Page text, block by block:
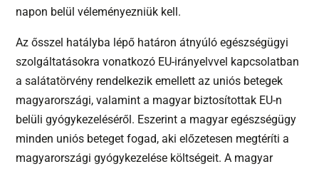
napon belül véleményezniük kell.
Az ősszel hatályba lépő határon átnyúló egészségügyi
szolgáltatásokra vonatkozó EU-irányelvvel kapcsolatban
a salátatörvény rendelkezik emellett az uniós betegek
magyarországi, valamint a magyar biztosítottak EU-n
belüli gyógykezeléséről. Eszerint a magyar egészségügy
minden uniós beteget fogad, aki előzetesen megtéríti a
magyarországi gyógykezelése költségeit. A magyar